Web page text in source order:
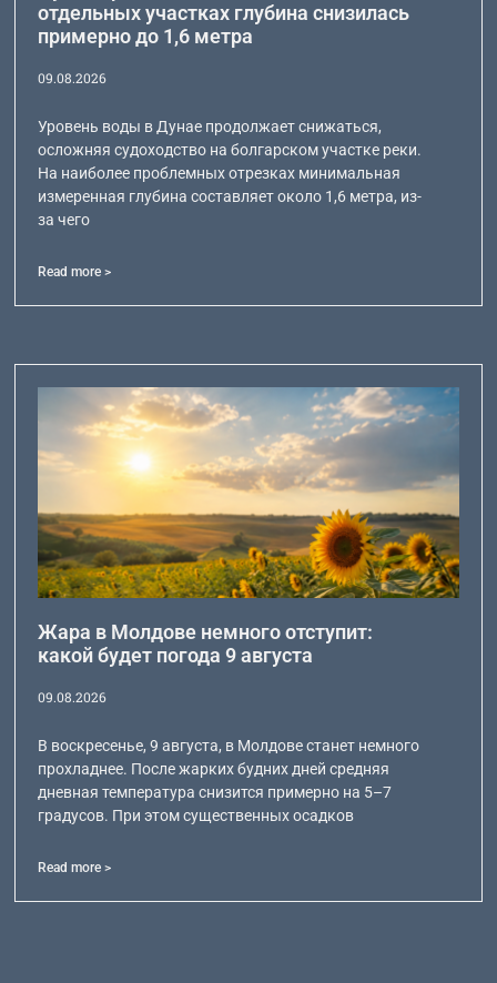
отдельных участках глубина снизилась
примерно до 1,6 метра
09.08.2026
Уровень воды в Дунае продолжает снижаться,
осложняя судоходство на болгарском участке реки.
На наиболее проблемных отрезках минимальная
измеренная глубина составляет около 1,6 метра, из-
за чего
Read more >
Жара в Молдове немного отступит:
какой будет погода 9 августа
09.08.2026
В воскресенье, 9 августа, в Молдове станет немного
прохладнее. После жарких будних дней средняя
дневная температура снизится примерно на 5–7
градусов. При этом существенных осадков
Read more >